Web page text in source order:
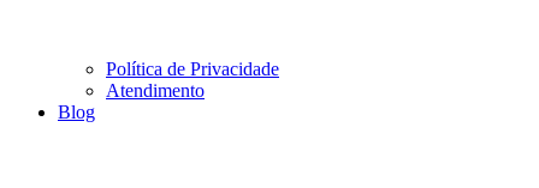
Política de Privacidade
Atendimento
Blog